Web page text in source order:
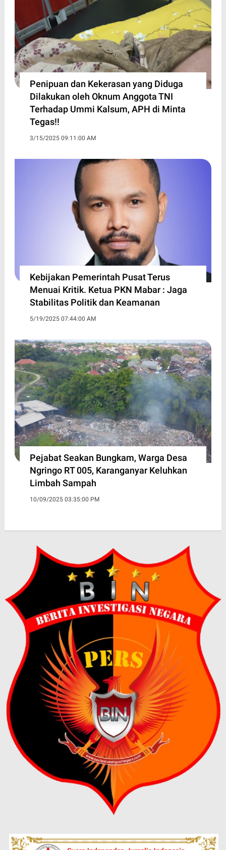
Penipuan dan Kekerasan yang Diduga
Dilakukan oleh Oknum Anggota TNI
Terhadap Ummi Kalsum, APH di Minta
Tegas!!
3/15/2025 09:11:00 AM
Kebijakan Pemerintah Pusat Terus
Menuai Kritik. Ketua PKN Mabar : Jaga
Stabilitas Politik dan Keamanan
5/19/2025 07:44:00 AM
Pejabat Seakan Bungkam, Warga Desa
Ngringo RT 005, Karanganyar Keluhkan
Limbah Sampah
10/09/2025 03:35:00 PM